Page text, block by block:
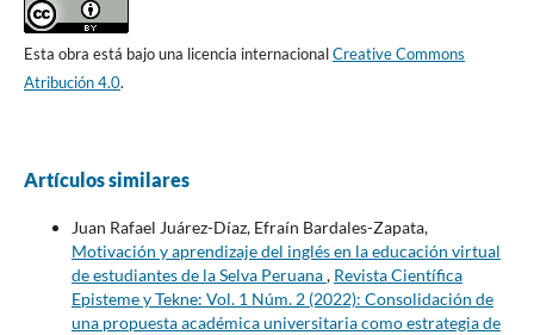
Esta obra está bajo una licencia internacionalCreative Commons
Atribución 4.0.
Artículos similares
Juan Rafael Juárez-Díaz, Efraín Bardales-Zapata,
Motivación y aprendizaje del inglés en la educación virtual
de estudiantes de la Selva Peruana, Revista Científica
Episteme y Tekne: Vol. 1 Núm. 2 (2022): Consolidación de
una propuesta académica universitaria como estrategia de